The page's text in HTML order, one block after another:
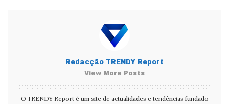
Redacção TRENDY Report
View More Posts
O TRENDY Report é um site de actualidades e tendências fundado